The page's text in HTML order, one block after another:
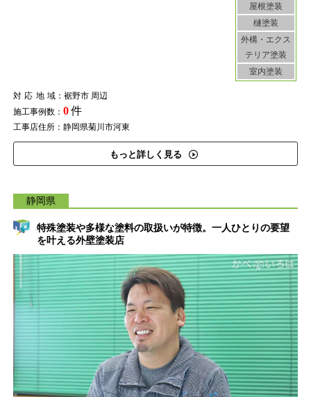
屋根塗装
樋塗装
外構・エクス
テリア塗装
室内塗装
対応地域：裾野市 周辺
施工事例数： 0件
工事店住所：静岡県菊川市河東
もっと詳しく見る
静岡県
特殊塗装や多様な塗料の取扱いが特徴。一人ひとりの要望
を叶える外壁塗装店